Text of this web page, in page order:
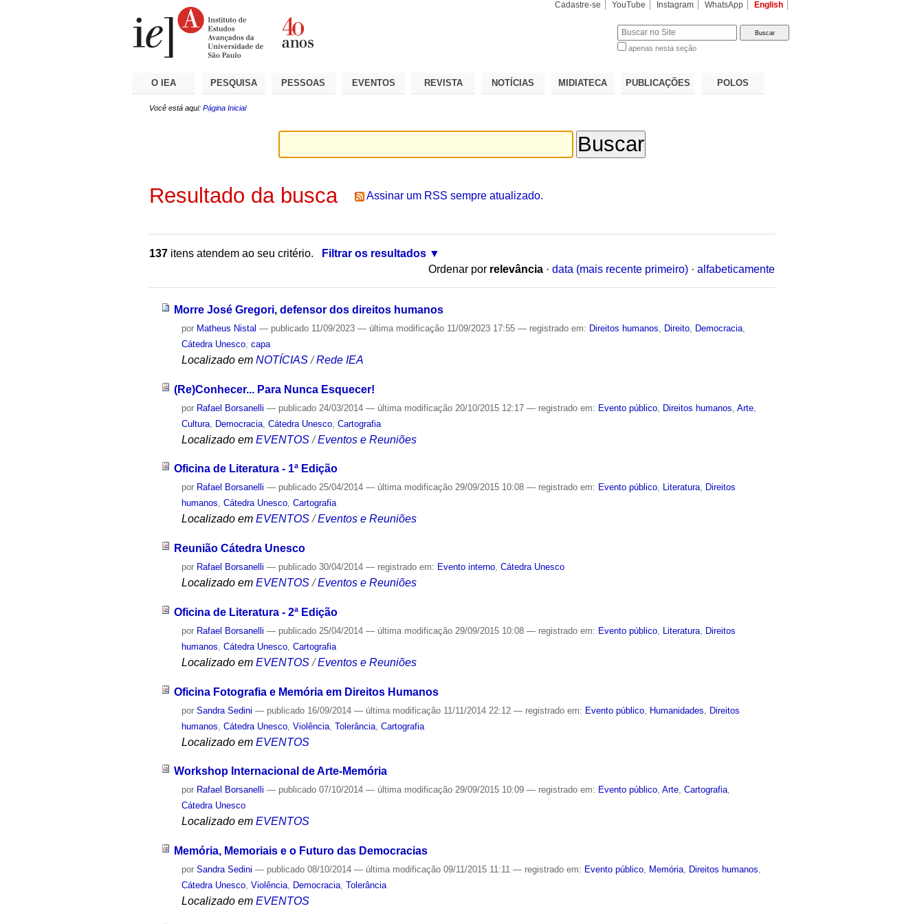
Cadastre-se YouTube Instagram WhatsApp English
apenas nesta seção
O IEA PESQUISA PESSOAS EVENTOS REVISTA NOTÍCIAS MIDIATECA PUBLICAÇÕES POLOS
Você está aqui: Página Inicial
Resultado da busca Assinar um RSS sempre atualizado.
137 itens atendem ao seu critério.
Filtrar os resultados
Ordenar por relevância · data (mais recente primeiro) · alfabeticamente
Morre José Gregori, defensor dos direitos humanos
por Matheus Nistal — publicado 11/09/2023— última modificação 11/09/2023 17:55— registrado em: Direitos humanos Direito Democracia
Cátedra Unesco ,capa
Localizado em NOTÍCIAS /Rede IEA
(Re)Conhecer... Para Nunca Esquecer!
por Rafael Borsanelli — publicado 24/03/2014— última modificação 20/10/2015 12:17— registrado em: Evento público Direitos humanos ,Arte
Cultura Democracia ,Cátedra Unesco ,Cartografia
Localizado em EVENTOS /Eventos e Reuniões
Oficina de Literatura - 1ª Edição
por Rafael Borsanelli — publicado 25/04/2014— última modificação 29/09/2015 10:08— registrado em: Evento público, Literatura, Direitos
humanos,Cátedra Unesco,Cartografia
Localizado em EVENTOS /Eventos e Reuniões
Reunião Cátedra Unesco
por Rafael Borsanelli — publicado 30/04/2014— registrado em: Evento interno,Cátedra Unesco
Localizado em EVENTOS /Eventos e Reuniões
Oficina de Literatura - 2ª Edição
por Rafael Borsanelli — publicado 25/04/2014— última modificação 29/09/2015 10:08— registrado em: Evento público Literatura
Direitos
humanos ,Cátedra Unesco ,Cartografia
Localizado em EVENTOS /Eventos e Reuniões
Oficina Fotografia e Memória em Direitos Humanos
porSandra Sedini — publicado 16/09/2014— última modificação 11/11/2014 22:12— registrado em: Evento público Humanidades
Direitos
humanos ,Cátedra Unesco ,Violência ,Tolerância ,Cartografia
Localizado em EVENTOS
Workshop Internacional de Arte-Memória
por Rafael Borsanelli — publicado 07/10/2014— última modificação 29/09/2015 10:09— registrado em: Evento público,Arte,Cartografia,
Cátedra Unesco
Localizado em EVENTOS
Memória, Memoriais e o Futuro das Democracias
porSandra Sedini — publicado 08/10/2014— última modificação 09/11/2015 11:11— registrado em: Evento público Memória Direitos humanos
Cátedra Unesco ,Violência Democracia ,Tolerância
Localizado em EVENTOS